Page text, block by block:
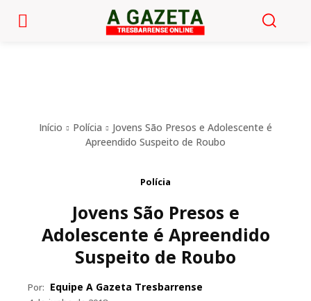
Início Polícia
Jovens São Presos e Adolescente é
Apreendido Suspeito de Roubo
Polícia
Jovens São Presos e
Adolescente é Apreendido
Suspeito de Roubo
Por: Equipe A Gazeta Tresbarrense